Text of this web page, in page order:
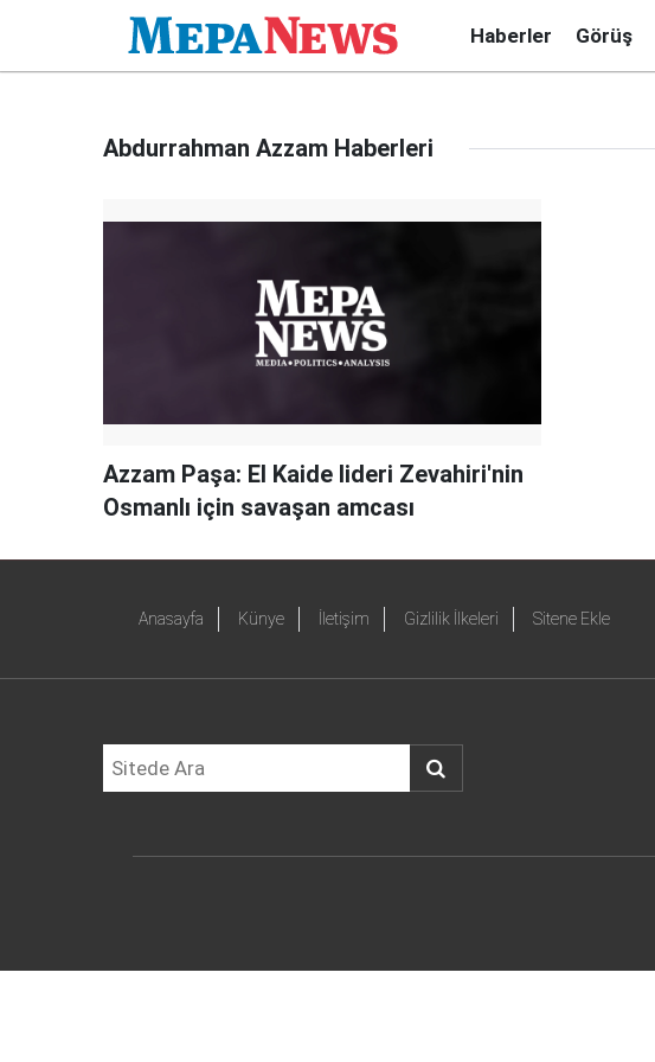
Haberler Görüş
Abdurrahman Azzam Haberleri
Azzam Paşa: El Kaide lideri Zevahiri'nin
Osmanlı için savaşan amcası
Anasayfa Künye İletişim Gizlilik İlkeleri Sitene Ekle